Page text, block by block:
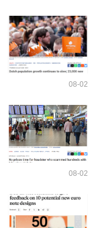
08-02
08-02